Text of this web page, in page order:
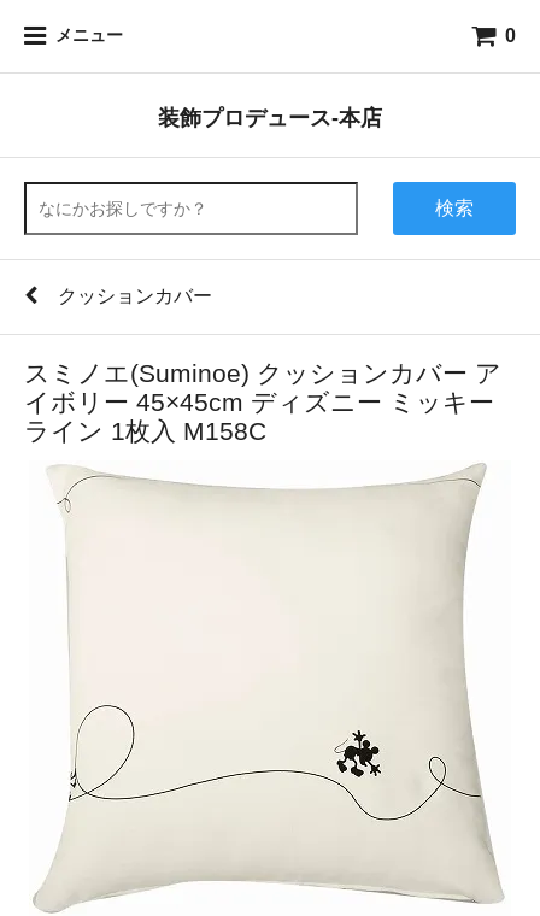
メニュー 0
装飾プロデュース-本店
検索
クッションカバー
スミノエ(Suminoe) クッションカバー ア
イボリー 45×45cm ディズニー ミッキー
ライン 1枚入 M158C